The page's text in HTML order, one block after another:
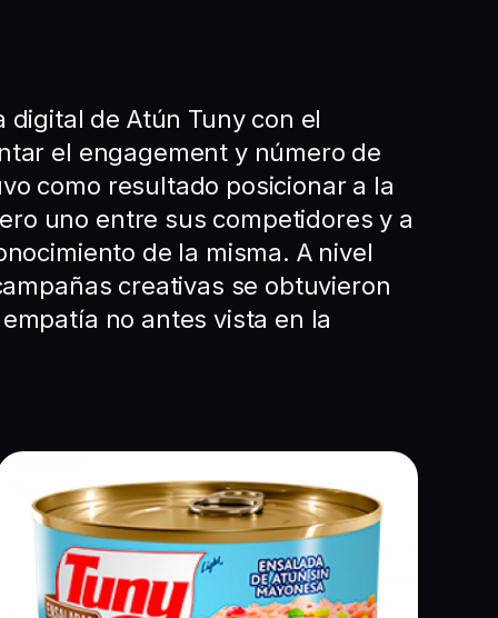
digital de Atún Tuny con el
el engagement y número de
como resultado posicionar a la
uno entre sus competidores y a
de la misma. A nivel
creativas se obtuvieron
no antes vista en la